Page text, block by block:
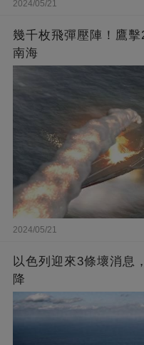
2024/05/21
幾千枚飛彈壓陣！鷹
南海
2024/05/21
以色列迎來3條壞消息
降